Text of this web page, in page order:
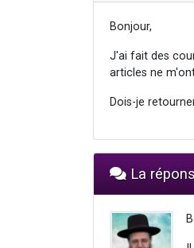
Bonjour,
J'ai fait des
articles ne
Dois-je
La